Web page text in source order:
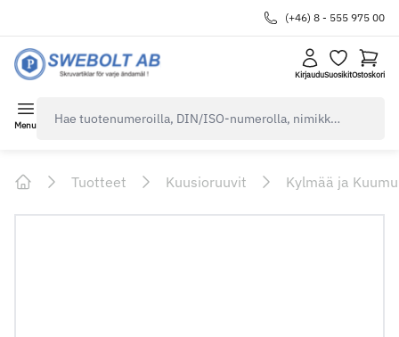
(+46) 8 - 555 975 00
KirjauduSuosikitOstoskori
Menu
Tuotteet Kuusioruuvit Kylmää ja